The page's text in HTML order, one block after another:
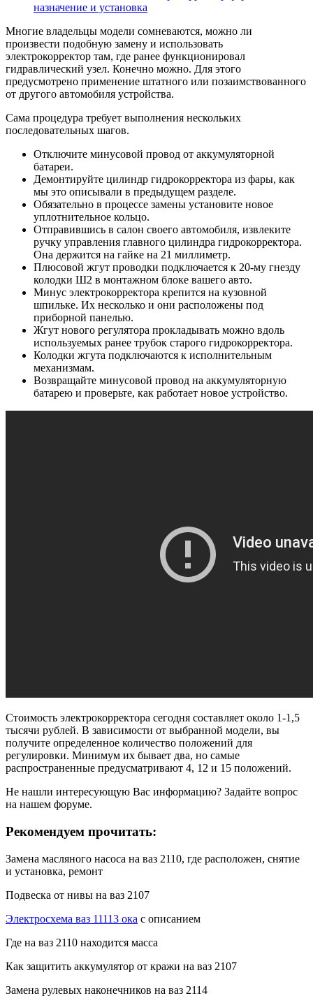
назначение и установка
Многие владельцы модели сомневаются, можно ли
произвести подобную замену и использовать
электрокорректор там, где ранее функционировал
гидравлический узел. Конечно можно. Для этого
предусмотрено применение штатного или позаимствованного
от другого автомобиля устройства.
Сама процедура требует выполнения нескольких
последовательных шагов.
Отключите минусовой провод от аккумуляторной
батареи.
Демонтируйте цилиндр гидрокорректора из фары, как
мы это описывали в предыдущем разделе.
Обязательно в процессе замены установите новое
уплотнительное кольцо.
Отправившись в салон своего автомобиля, извлеките
ручку управления главного цилиндра гидрокорректора.
Она держится на гайке на 21 миллиметр.
Плюсовой жгут проводки подключается к 20-му гнезду
колодки Ш2 в монтажном блоке вашего авто.
Минус электрокорректора крепится на кузовной
шпильке. Их несколько и они расположены под
приборной панелью.
Жгут нового регулятора прокладывать можно вдоль
используемых ранее трубок старого гидрокорректора.
Колодки жгута подключаются к исполнительным
механизмам.
Возвращайте минусовой провод на аккумуляторную
батарею и проверьте, как работает новое устройство.
Стоимость электрокорректора сегодня составляет около 1-1,5
тысячи рублей. В зависимости от выбранной модели, вы
получите определенное количество положений для
регулировки. Минимум их бывает два, но самые
распространенные предусматривают 4, 12 и 15 положений.
Не нашли интересующую Вас информацию? Задайте вопрос
на нашем форуме.
Рекомендуем прочитать:
Замена масляного насоса на ваз 2110, где расположен, снятие
и установка, ремонт
Подвеска от нивы на ваз 2107
Электросхема ваз 11113 ока с описанием
Где на ваз 2110 находится масса
Как защитить аккумулятор от кражи на ваз 2107
Замена рулевых наконечников на ваз 2114